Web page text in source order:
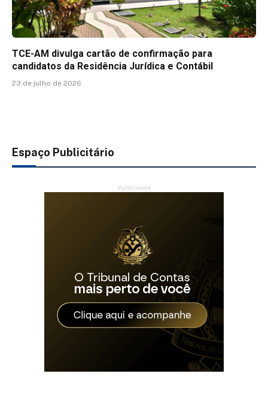
TCE-AM divulga cartão de confirmação para
candidatos da Residência Jurídica e Contábil
23 de julho de 2026
Espaço Publicitário
Publicidade